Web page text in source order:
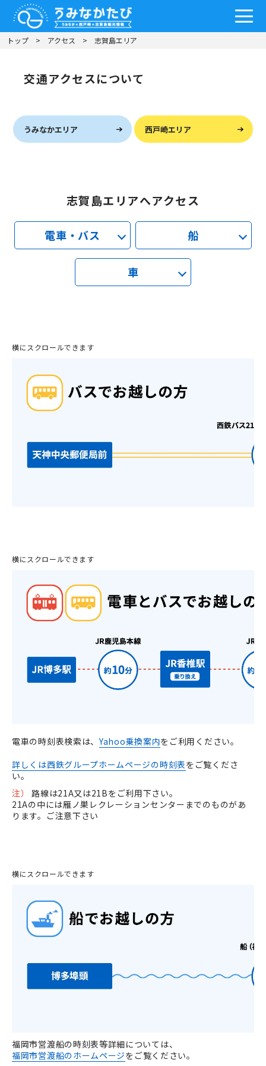
トップ アクセス 志賀島エリア
交通アクセスについて
うみなかエリア 西戸崎エリア
志賀島エリアへアクセス
電車・バス 船
車
横にスクロールできます
横にスクロールできます
電車の時刻表検索は、Yahoo乗換案内をご利用ください。
詳しくは西鉄グループホームページの時刻表をご覧くださ
い。
注）
路線は21A又は21Bをご利用下さい。
21Aの中には雁ノ巣レクレーションセンターまでのものがあ
ります。ご注意下さい
横にスクロールできます
福岡市営渡船の時刻表等詳細については、
福岡市営渡船のホームページをご覧ください。